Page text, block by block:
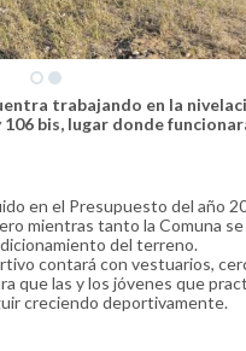
trabajando en la
106 bis, lugar donde
en el Presupuesto del año
mientras tanto la Comuna
del terreno.
contará con vestuarios,
que las y los jóvenes que
creciendo deportivamente.